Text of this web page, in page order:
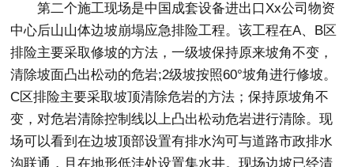
第二个施工现场是中国成套设备进出口Xx公司物资
中心后山山体边坡崩塌应急排险工程。该工程在A、B区
排险主要采取修坡的方法，一级坡保持原来坡角不变，
清除坡面凸出松动的危岩;2级坡按照60°坡角进行修坡。
C区排险主要采取坡顶清除危岩的方法；保持原坡角不
变，对危岩清除控制线以上凸出松动危岩进行清除。现
场可以看到在边坡顶部设置有排水沟可与道路市政排水
沟联通，且在地形低洼处设置集水井。现场边坡已经清